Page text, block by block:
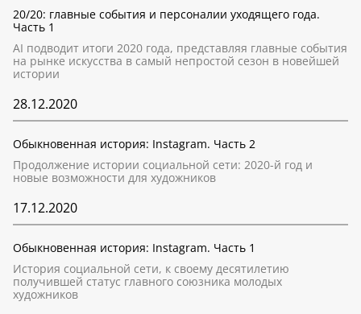
20/20: главные события и персоналии уходящего года.
Часть 1
AI подводит итоги 2020 года, представляя главные события
на рынке искусства в самый непростой сезон в новейшей
истории
28.12.2020
Обыкновенная история: Instagram. Часть 2
Продолжение истории социальной сети: 2020-й год и
новые возможности для художников
17.12.2020
Обыкновенная история: Instagram. Часть 1
История социальной сети, к своему десятилетию
получившей статус главного союзника молодых
художников